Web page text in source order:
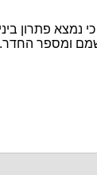
פתרון
ומספר